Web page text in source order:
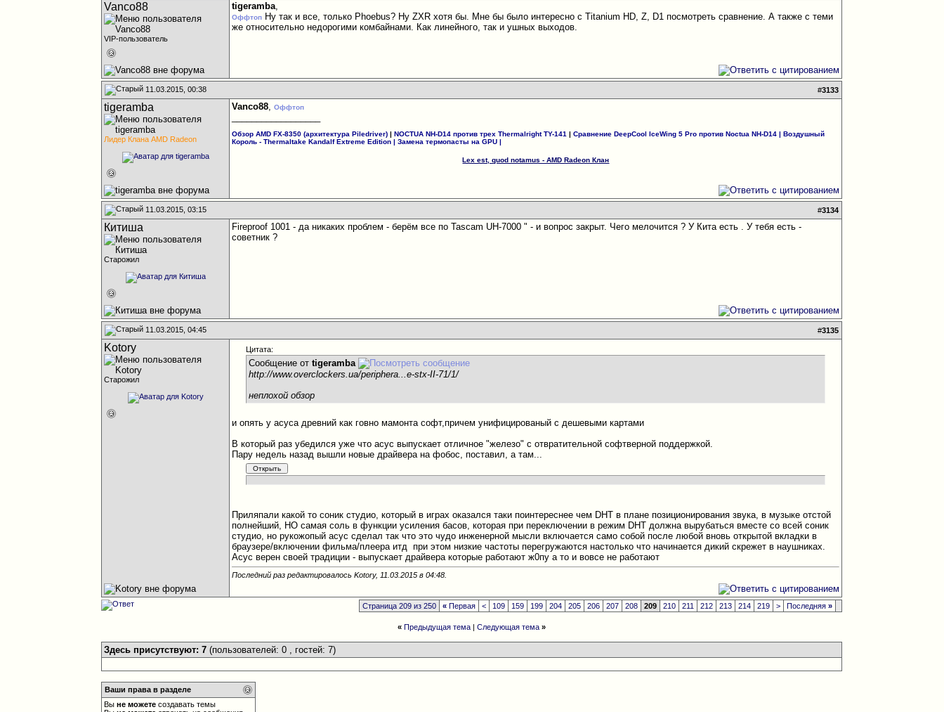
Vanco88
VIP-пользователь
tigeramba,
Оффтоп Ну так и все, только Phoebus? Ну ZXR хотя бы. Мне бы было интересно с Titanium HD, Z, D1 посмотреть сравнение. А также с теми
же относительно недорогими комбайнами. Как линейного, так и ушных выходов.
11.03.2015, 00:38 #3133
tigeramba
Лидер Клана AMD Radeon
Vanco88,Оффтоп
Обзор AMD FX-8350 (архитектура Piledriver) |NOCTUA NH-D14 против трех Thermalright TY-141 |Сравнение DeepCool IceWing 5 Pro против Noctua NH-D14 |Воздушный
Король - Thermaltake Kandalf Extreme Edition| Замена термопасты на GPU |
Lex est, quod notamus - AMD Radeon Клан
11.03.2015, 03:15 #3134
Китиша
Старожил
Fireproof 1001 - да никаких проблем - берём все по Tascam UH-7000 " - и вопрос закрыт. Чего мелочится ? У Кита есть . У тебя есть -
советник ?
11.03.2015, 04:45 #3135
Kotory
Старожил
Цитата:
Сообщение отtigeramba
http://www.overclockers.ua/periphera...e-stx-II-71/1/
неплохой обзор
и опять у асуса древний как говно мамонта софт,причем унифицированый с дешевыми картами
В который раз убедился уже что асус выпускает отличное "железо" с отвратительной софтверной поддержкой.
Пару недель назад вышли новые драйвера на фобос, поставил, а там...
Приляпали какой то соник студио, который в играх оказался таки поинтереснее чем DHT в плане позиционирования звука, в музыке отстой
полнейший, НО самая соль в функции усиления басов, которая при переключении в режим DHT должна вырубаться вместе со всей соник
студио, но рукожопый асус сделал так что это чудо инженерной мысли включается само собой после любой вновь открытой вкладки в
браузере/включении фильма/плеера итд при этом низкие частоты перегружаются настолько что начинается дикий скрежет в наушниках.
Асус верен своей традиции - выпускает драйвера которые работают ж0пу а то и вовсе не работают
Последний раз редактировалось Kotory, 11.03.2015 в04:48
Страница 209 из 250 « Первая < 109 159 199 204 205 206 207 208 209 210 211 212 213 214 219 > Последняя»
« Предыдущая тема |Следующая тема »
Здесь присутствуют: 7(пользователей: 0 , гостей: 7)
Ваши права в разделе
Выне можете создавать темы